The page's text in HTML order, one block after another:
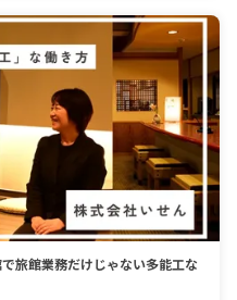
旅館業務だけじゃない多能工な